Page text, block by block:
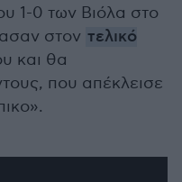
1-0 των Βιόλα στο
στον τελικό
και θα
που απέκλεισε